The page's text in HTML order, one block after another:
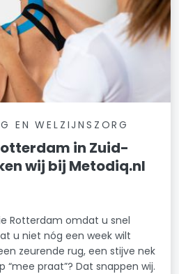
EN WELZIJNSZORG
in Zuid-
wij bij Metodiq.nl
Rotterdam omdat u snel
u niet nóg een week wilt
zeurende rug, een stijve nek
“mee praat”? Dat snappen wij.